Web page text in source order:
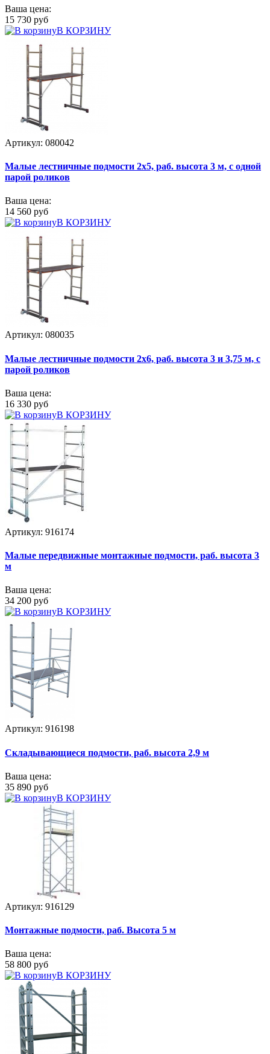
Ваша цена:
15 730 руб
В КОРЗИНУ
Артикул: 080042
Малые лестничные подмости 2х5, раб. высота 3 м, с одной
парой роликов
Ваша цена:
14 560 руб
В КОРЗИНУ
Артикул: 080035
Малые лестничные подмости 2х6, раб. высота 3 и 3,75 м, с
парой роликов
Ваша цена:
16 330 руб
В КОРЗИНУ
Артикул: 916174
Малые передвижные монтажные подмости, раб. высота 3
м
Ваша цена:
34 200 руб
В КОРЗИНУ
Артикул: 916198
Складывающиеся подмости, раб. высота 2,9 м
Ваша цена:
35 890 руб
В КОРЗИНУ
Артикул: 916129
Монтажные подмости, раб. Высота 5 м
Ваша цена:
58 800 руб
В КОРЗИНУ